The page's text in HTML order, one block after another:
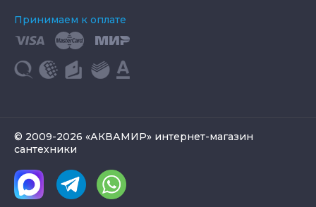
Принимаем к оплате
© 2009-2026 «АКВАМИР» интернет-магазин
сантехники